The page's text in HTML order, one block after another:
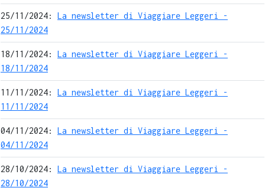
25/11/2024: La newsletter di Viaggiare Leggeri -
25/11/2024
18/11/2024: La newsletter di Viaggiare Leggeri -
18/11/2024
11/11/2024: La newsletter di Viaggiare Leggeri -
11/11/2024
04/11/2024: La newsletter di Viaggiare Leggeri -
04/11/2024
28/10/2024: La newsletter di Viaggiare Leggeri -
28/10/2024